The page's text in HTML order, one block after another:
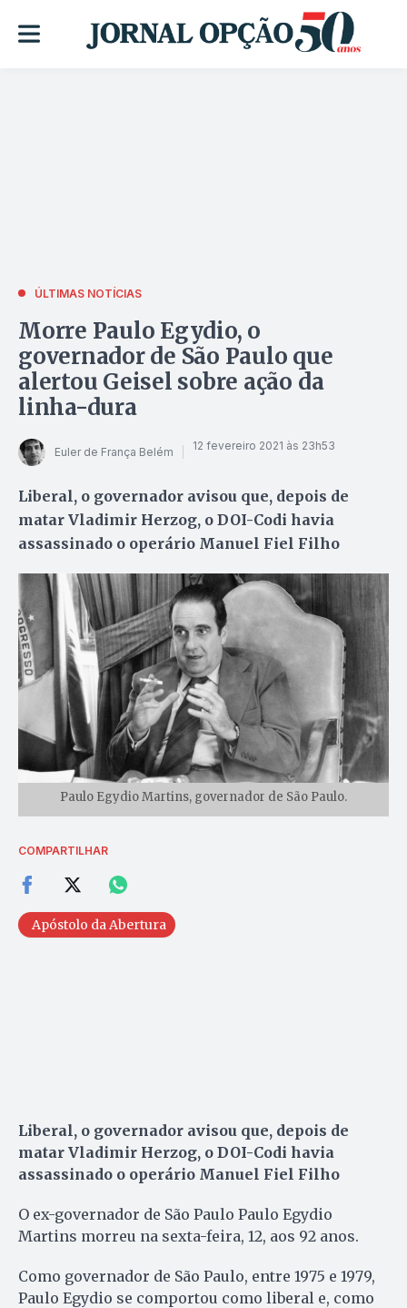
ÚLTIMAS NOTÍCIAS
Morre Paulo Egydio, o
governador de São Paulo que
alertou Geisel sobre ação da
linha-dura
Euler de França Belém 12 fevereiro 2021 às 23h53
Liberal, o governador avisou que, depois de
matar Vladimir Herzog, o DOI-Codi havia
assassinado o operário Manuel Fiel Filho
Paulo Egydio Martins, governador de São Paulo.
COMPARTILHAR
Apóstolo da Abertura
Liberal, o governador avisou que, depois de
matar Vladimir Herzog, o DOI-Codi havia
assassinado o operário Manuel Fiel Filho
O ex-governador de São Paulo Paulo Egydio
Martins morreu na sexta-feira, 12, aos 92 anos.
Como governador de São Paulo, entre 1975 e 1979,
Paulo Egydio se comportou como liberal e, como